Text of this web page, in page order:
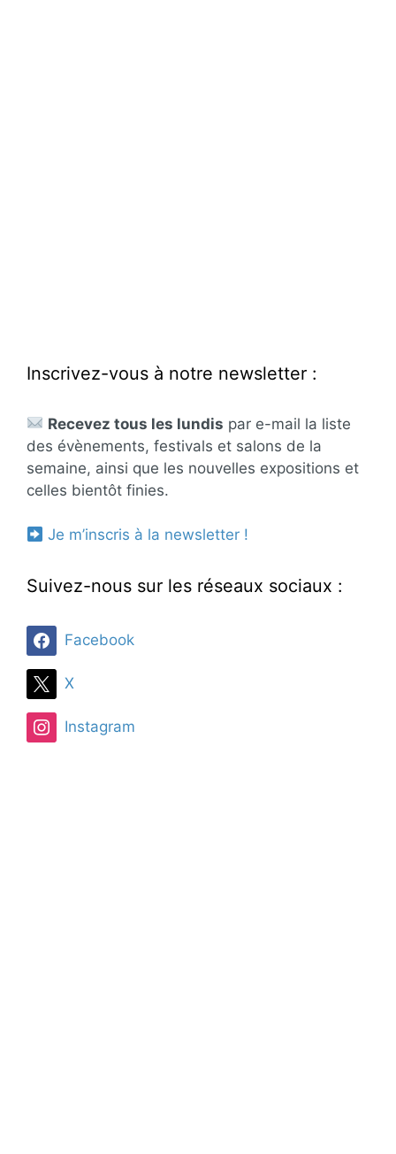
Inscrivez-vous à notre newsletter :
Recevez tous les lundis par e-mail la liste
des évènements, festivals et salons de la
semaine, ainsi que les nouvelles expositions et
celles bientôt finies.
Je m’inscris à la newsletter !
Suivez-nous sur les réseaux sociaux :
Facebook
X
Instagram